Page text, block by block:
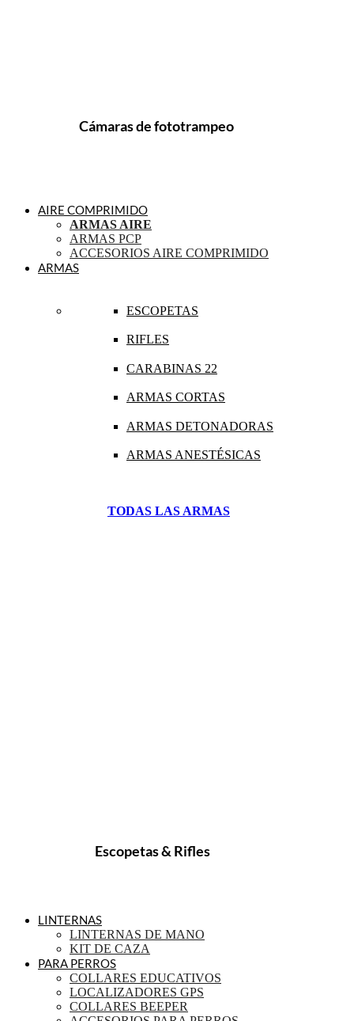
Cámaras de fototrampeo
AIRE COMPRIMIDO
ARMAS AIRE
ARMAS PCP
ACCESORIOS AIRE COMPRIMIDO
ARMAS
ESCOPETAS
RIFLES
CARABINAS 22
ARMAS CORTAS
ARMAS DETONADORAS
ARMAS ANESTÉSICAS
TODAS LAS ARMAS
Escopetas & Rifles
LINTERNAS
LINTERNAS DE MANO
KIT DE CAZA
PARA PERROS
COLLARES EDUCATIVOS
LOCALIZADORES GPS
COLLARES BEEPER